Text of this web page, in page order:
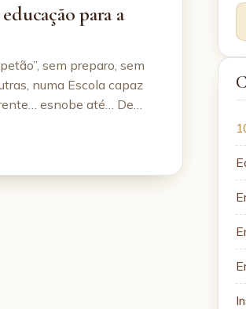
para a
sem preparo, sem
numa Escola capaz
esnobe até… De…